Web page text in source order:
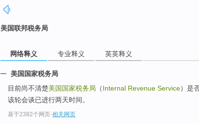
美国联邦税务局
网络释义 专业释义 英英释义
美国国家税务局
目前尚不清楚美国国家税务局 （Internal Revenue Service）是
该轮会谈已进行两天时间。
基于2382个网页-相关网页